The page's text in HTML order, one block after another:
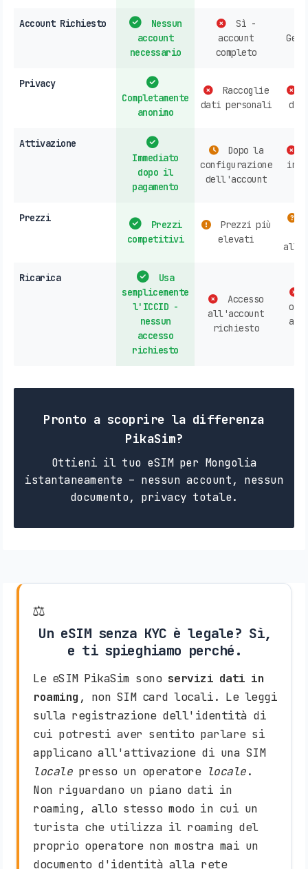
Account Richiesto
Nessun
account
necessario
Sì -
account
completo
Privacy
Completamente
anonimo
Raccoglie
dati personali
dati
Attivazione
Immediato
dopo il
pagamento
Dopo la
configurazione
dell'account
in
Prezzi
Prezzi
competitivi
Prezzi più
elevati
Ricarica
Usa
semplicemente
l'ICCID -
nessun
accesso
richiesto
Accesso
all'account
richiesto
Pronto a scoprire la differenza
PikaSim?
Ottieni il tuo eSIM per Mongolia
istantaneamente – nessun account, nessun
documento, privacy totale.
⚖️
Un eSIM senza KYC è legale? Sì,
e ti spieghiamo perché.
Le eSIM PikaSim sono servizi dati in
roaming , non SIM card locali. Le leggi
sulla registrazione dell'identità di
cui potresti aver sentito parlare si
applicano all'attivazione di una SIM
localepresso un operatore locale.
Non riguardano un piano dati in
roaming, allo stesso modo in cui un
turista che utilizza il roaming del
proprio operatore non mostra mai un
documento d'identità alla rete